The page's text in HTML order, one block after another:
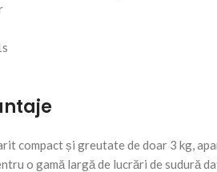
compact și greutate de doar 3 kg,
o gamă largă de lucrări de sudură